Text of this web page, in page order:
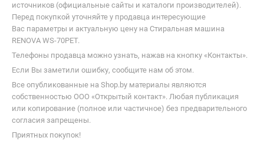
источников (официальные сайты и каталоги производителей).
Перед покупкой уточняйте у продавца интересующие
Вас параметры и актуальную цену на Стиральная машина
RENOVA WS-70PET.
Телефоны продавца можно узнать, нажав на кнопку «Контакты».
Если Вы заметили ошибку, сообщите нам об этом.
Все опубликованные на Shop.by материалы являются
собственностью ООО «Открытый контакт». Любая публикация
или копирование (полное или частичное) без предварительного
согласия запрещены.
Приятных покупок!